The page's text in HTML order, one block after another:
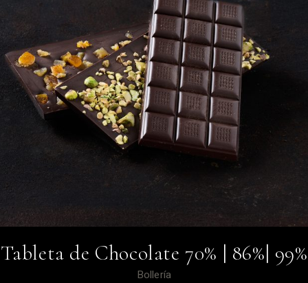
Tableta de Chocolate 70% | 86%| 99%
Bollería